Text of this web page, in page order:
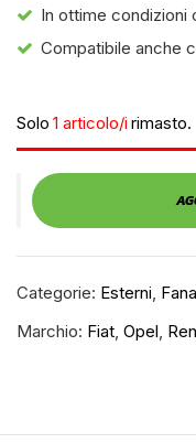
In ottime condizioni
Compatibile anche
Solo 1 articolo/i rimasto.
Categorie: Esterni
Marchio: Fiat Opel